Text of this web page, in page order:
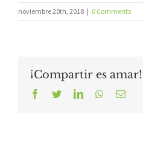
noviembre 20th, 2018 | 0 Comments
¡Compartir es amar!
Facebook
TwitterLinkedInWhatsapp
Email